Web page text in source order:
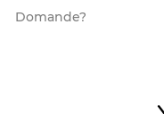
Domande?